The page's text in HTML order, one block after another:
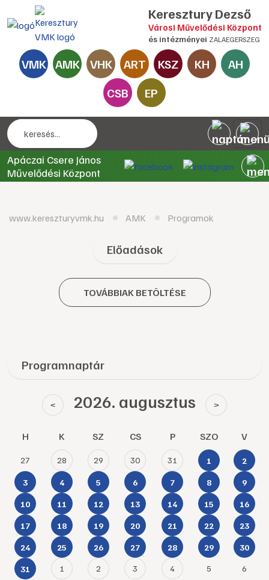
Keresztury Dezső
Városi Művelődési Központ
és intézményei ZALAEGERSZEG
VMK AMK VHK ART KSZ KH
AH
CSB
EP
Apáczai Csere János
Művelődési Központ
www.kereszturyvmk.hu AMK Programok
Előadások
TOVÁBBIAK BETÖLTÉSE
Programnaptár
< 2026. augusztus >
H K SZ CS P SZO V
27 28 29 30 31 1 2
3 4 5 6 7 8 9
10 11 12 13 14 15 16
17 18 19 20 21 22 23
24 25 26 27 28 29 30
31 1 2 3 4 5 6